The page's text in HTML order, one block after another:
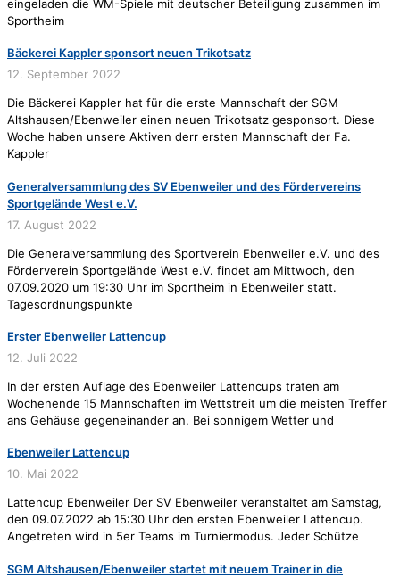
eingeladen die WM-Spiele mit deutscher Beteiligung zusammen im
Sportheim
Bäckerei Kappler sponsort neuen Trikotsatz
12. September 2022
Die Bäckerei Kappler hat für die erste Mannschaft der SGM
Altshausen/Ebenweiler einen neuen Trikotsatz gesponsort. Diese
Woche haben unsere Aktiven derr ersten Mannschaft der Fa.
Kappler
Generalversammlung des SV Ebenweiler und des Fördervereins
Sportgelände West e.V.
17. August 2022
Die Generalversammlung des Sportverein Ebenweiler e.V. und des
Förderverein Sportgelände West e.V. findet am Mittwoch, den
07.09.2020 um 19:30 Uhr im Sportheim in Ebenweiler statt.
Tagesordnungspunkte
Erster Ebenweiler Lattencup
12. Juli 2022
In der ersten Auflage des Ebenweiler Lattencups traten am
Wochenende 15 Mannschaften im Wettstreit um die meisten Treffer
ans Gehäuse gegeneinander an. Bei sonnigem Wetter und
Ebenweiler Lattencup
10. Mai 2022
Lattencup Ebenweiler Der SV Ebenweiler veranstaltet am Samstag,
den 09.07.2022 ab 15:30 Uhr den ersten Ebenweiler Lattencup.
Angetreten wird in 5er Teams im Turniermodus. Jeder Schütze
SGM Altshausen/Ebenweiler startet mit neuem Trainer in die